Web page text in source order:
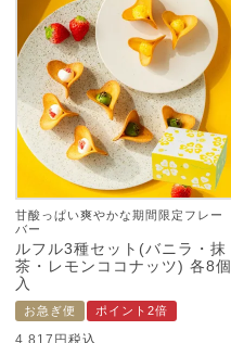
甘酸っぱい爽やかな期間限定フレー
バー
ルフル3種セット(バニラ・抹
茶・レモンココナッツ) 各8個
入
お急ぎ便 ポイント2倍
4,817 税込